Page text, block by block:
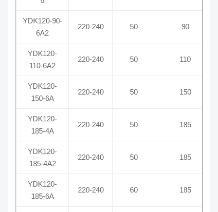
YDK120-90-
6A2
220-240 50 90
YDK120-
110-6A2
220-240 50 110
YDK120-
150-6A
220-240 50 150
YDK120-
185-4A
220-240 50 185
YDK120-
185-4A2
220-240 50 185
YDK120-
185-6A
220-240 60 185